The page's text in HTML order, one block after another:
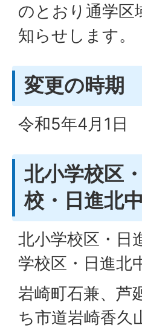
のとおり通学
知らせします。
変更の時期
令和5年4月1日
北小学校区
校・日進北
北小学校区・日
学校区・日進北
岩崎町石兼、芦
ち市道岩崎香久